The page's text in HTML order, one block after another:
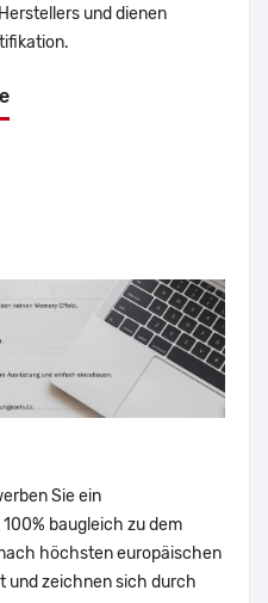
und dienen
Sie ein
baugleich zu dem
höchsten europäischen
und zeichnen sich durch